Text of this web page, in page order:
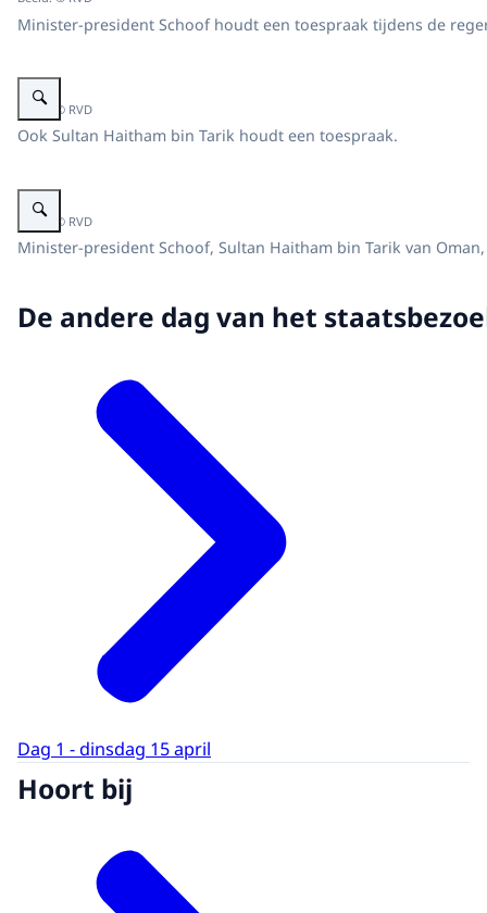
Minister-president Schoof houdt een toespraak tijdens de
Vergroot afbeelding Regeringslunch staatsbezoek Sultan Oman bij
Beeld: © RVD
Ook Sultan Haitham bin Tarik houdt een toespraak.
Vergroot afbeelding Regeringslunch staatsbezoek Sultan Oman bij
Beeld: © RVD
Minister-president Schoof, Sultan Haitham bin Tarik van
De andere dag van het
Dag 1 - dinsdag 15 april
Hoort bij